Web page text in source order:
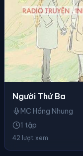
Người Thứ Ba
MC Hồng Nhung
1 tập
42 lượt xem